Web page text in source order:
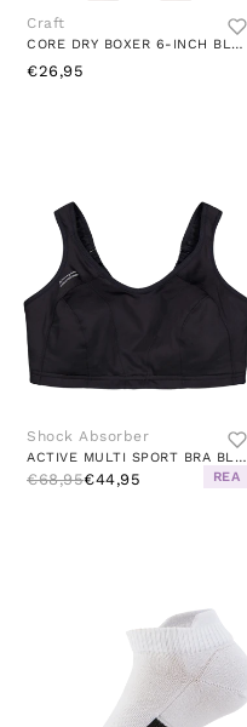
Craft
CORE DRY BOXER 6-INCH BLACK
€26,95
Shock Absorber
ACTIVE MULTI SPORT BRA BLACK
€68,95€44,95 REA